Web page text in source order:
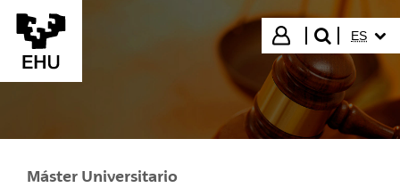
Saltar al contenido principal
Iniciar sesión
buscar"
ES
Máster Universitario